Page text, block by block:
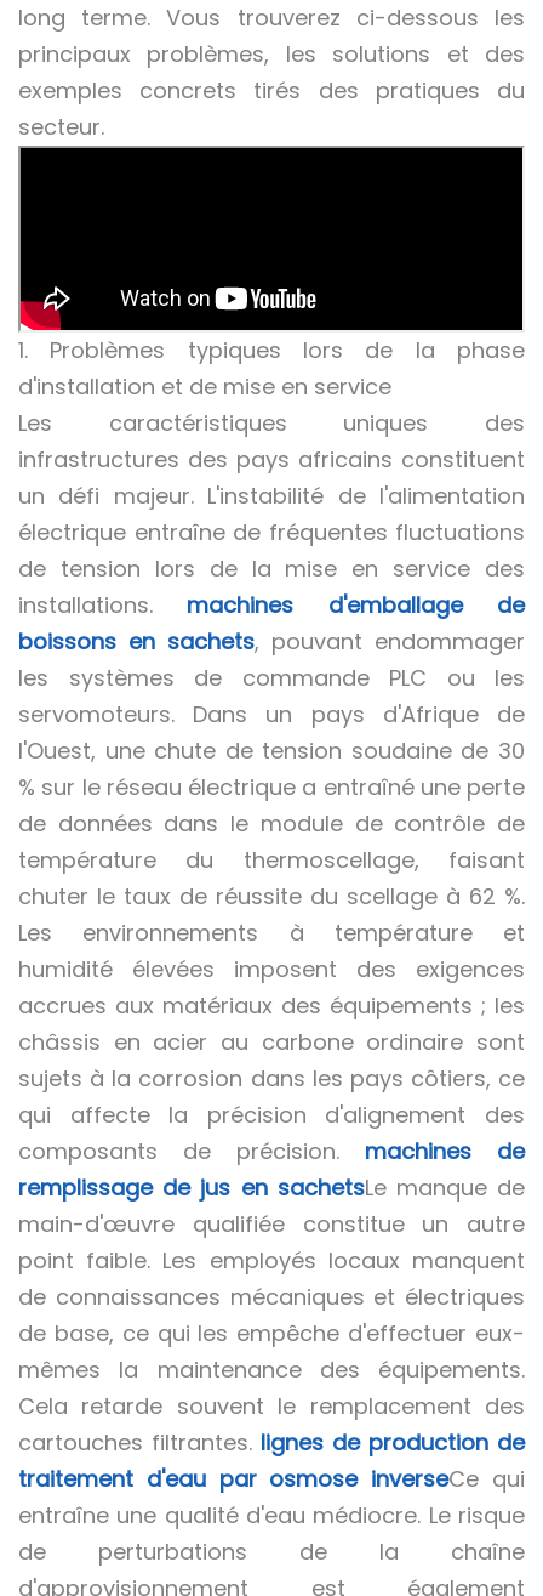
long terme. Vous trouverez ci-dessous les
principaux problèmes, les solutions et des
exemples concrets tirés des pratiques du
secteur.
1. Problèmes typiques lors de la phase
d'installation et de mise en service
Les caractéristiques uniques des
infrastructures des pays africains constituent
un défi majeur. L'instabilité de l'alimentation
électrique entraîne de fréquentes fluctuations
de tension lors de la mise en service des
installations. machines d'emballage de
boissons en sachets, pouvant endommager
les systèmes de commande PLC ou les
servomoteurs. Dans un pays d'Afrique de
l'Ouest, une chute de tension soudaine de 30
% sur le réseau électrique a entraîné une perte
de données dans le module de contrôle de
température du thermoscellage, faisant
chuter le taux de réussite du scellage à 62 %.
Les environnements à température et
humidité élevées imposent des exigences
accrues aux matériaux des équipements ; les
châssis en acier au carbone ordinaire sont
sujets à la corrosion dans les pays côtiers, ce
qui affecte la précision d'alignement des
composants de précision. machines de
remplissage de jus en sachetsLe manque de
main-d'œuvre qualifiée constitue un autre
point faible. Les employés locaux manquent
de connaissances mécaniques et électriques
de base, ce qui les empêche d'effectuer eux-
mêmes la maintenance des équipements.
Cela retarde souvent le remplacement des
cartouches filtrantes. lignes de production de
traitement d'eau par osmose inverseCe qui
entraîne une qualité d'eau médiocre. Le risque
de perturbations de la chaîne
d'approvisionnement est également